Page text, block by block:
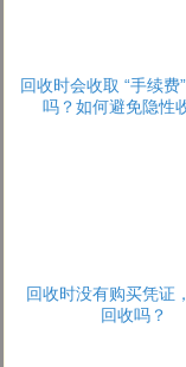
回收时会收取 “手续费
吗？如何避免隐性
回收时没有购买凭证
回收吗？